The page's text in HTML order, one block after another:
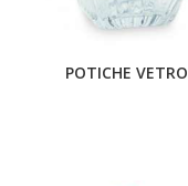
POTICHE VETRO